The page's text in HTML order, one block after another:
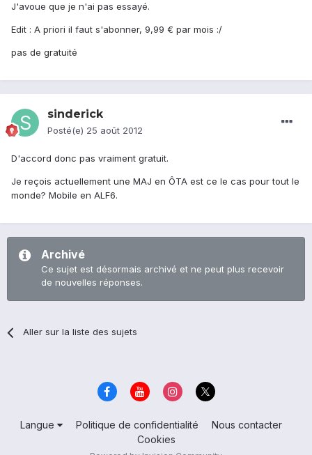
J'avoue que je n'ai pas essayé.
Edit : A priori il faut s'abonner, 9,99 € par mois :/
pas de gratuité
sinderick
Posté(e) 25 août 2012
D'accord donc pas vraiment gratuit.
Je reçois actuellement une MAJ en ÔTA est ce le cas pour tout le
monde? Mobile en ALF6.
Archivé
Ce sujet est désormais archivé et ne peut plus recevoir
de nouvelles réponses.
Aller sur la liste des sujets
Langue Politique de confidentialité
Nous contacter
Cookies